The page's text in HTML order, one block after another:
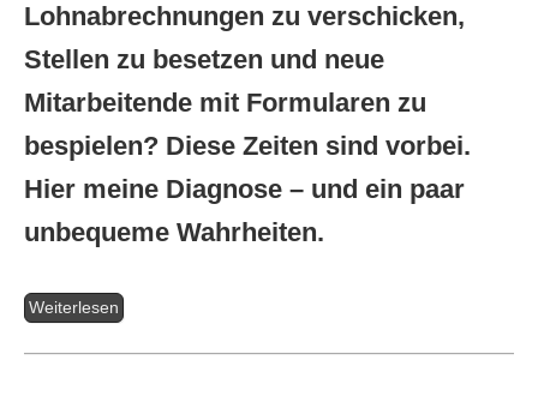
Lohnabrechnungen zu verschicken,
Stellen zu besetzen und neue
Mitarbeitende mit Formularen zu
bespielen? Diese Zeiten sind vorbei.
Hier meine Diagnose – und ein paar
unbequeme Wahrheiten.
Weiterlesen